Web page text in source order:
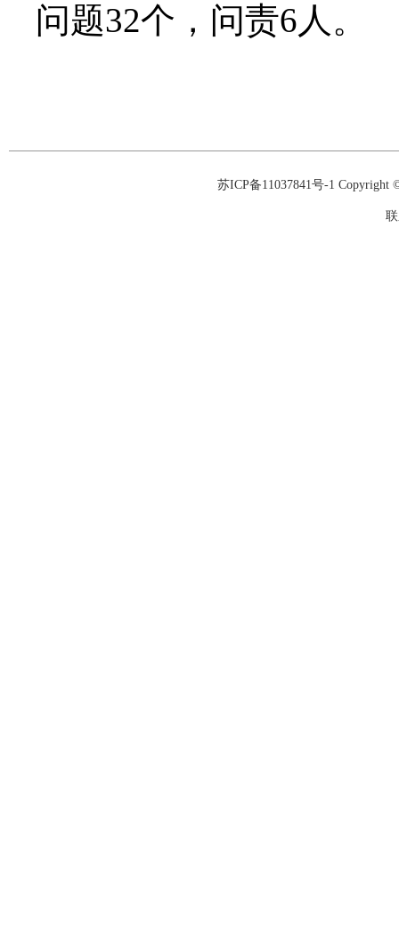
问题32个，问责6人。
苏ICP备11037841号-1 Copyright